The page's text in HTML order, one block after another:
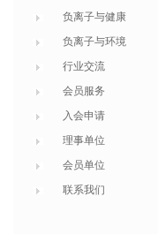
负离子与健康
负离子与环境
行业交流
会员服务
入会申请
理事单位
会员单位
联系我们